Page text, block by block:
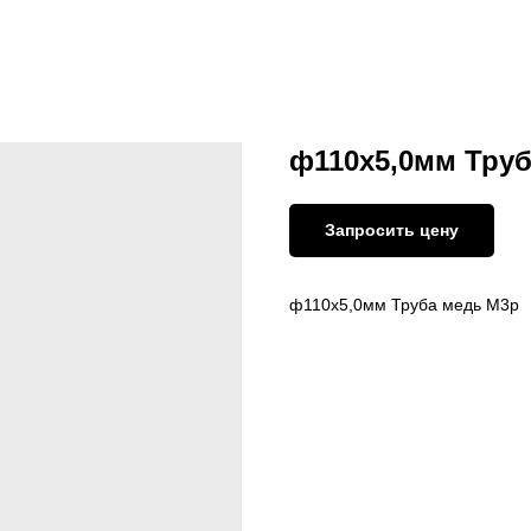
ф110х5,0мм
Запросить цену
ф110х5,0мм Труба медь М3р